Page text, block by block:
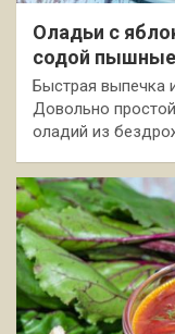
Оладьи с
содой пышные
Быстрая выпечка
Довольно
оладий из